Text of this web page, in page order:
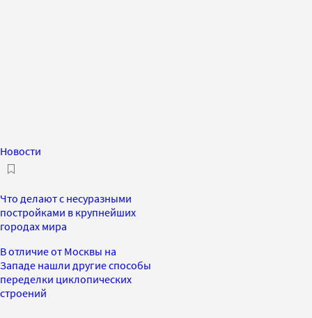
Новости
Что делают с несуразными
постройками в крупнейших
городах мира
В отличие от Москвы на
Западе нашли другие способы
переделки циклопических
строений